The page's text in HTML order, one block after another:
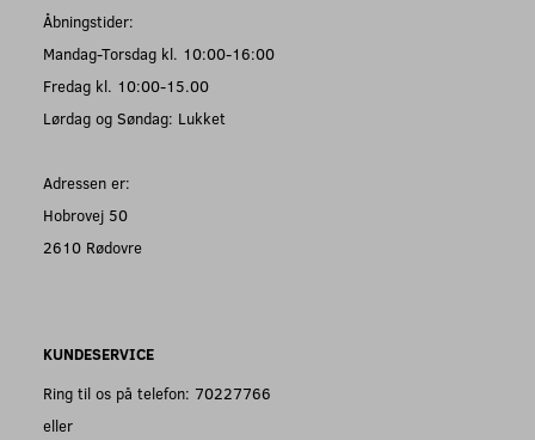
Åbningstider:
Mandag-Torsdag kl. 10:00-16:00
Fredag kl. 10:00-15.00
Lørdag og Søndag: Lukket
Adressen er:
Hobrovej 50
2610 Rødovre
KUNDESERVICE
Ring til os på telefon: 70227766
eller